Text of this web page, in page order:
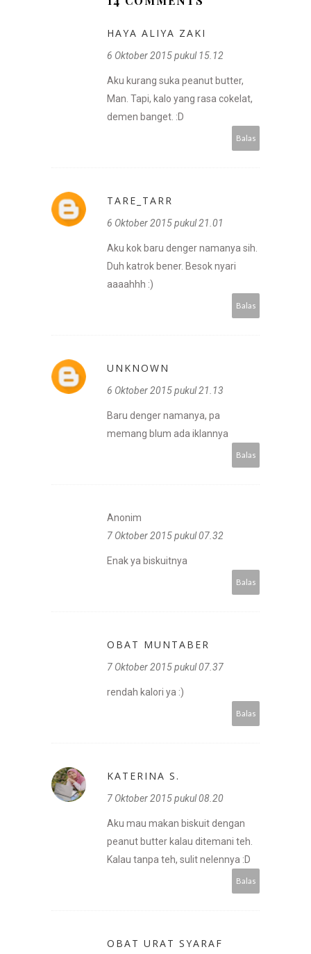
HAYA ALIYA ZAKI
6 Oktober 2015 pukul 15.12
Aku kurang suka peanut butter,
Man. Tapi, kalo yang rasa cokelat,
demen banget. :D
Balas
TARE_TARR
6 Oktober 2015 pukul 21.01
Aku kok baru denger namanya sih.
Duh katrok bener. Besok nyari
aaaahhh :)
Balas
UNKNOWN
6 Oktober 2015 pukul 21.13
Baru denger namanya, pa
memang blum ada iklannya
Balas
Anonim
7 Oktober 2015 pukul 07.32
Enak ya biskuitnya
Balas
OBAT MUNTABER
7 Oktober 2015 pukul 07.37
rendah kalori ya :)
Balas
KATERINA S.
7 Oktober 2015 pukul 08.20
Aku mau makan biskuit dengan
peanut butter kalau ditemani teh.
Kalau tanpa teh, sulit nelennya :D
Balas
OBAT URAT SYARAF